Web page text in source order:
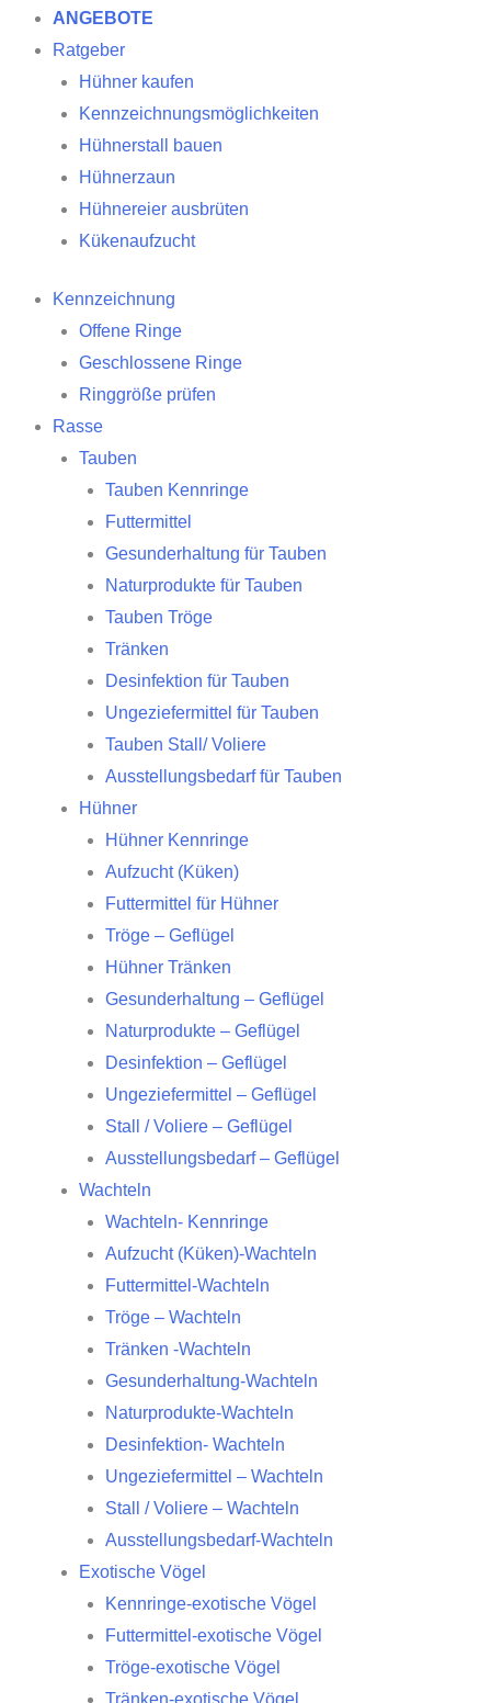
ANGEBOTE
Ratgeber
Hühner kaufen
Kennzeichnungsmöglichkeiten
Hühnerstall bauen
Hühnerzaun
Hühnereier ausbrüten
Kükenaufzucht
Kennzeichnung
Offene Ringe
Geschlossene Ringe
Ringgröße prüfen
Rasse
Tauben
Tauben Kennringe
Futtermittel
Gesunderhaltung für Tauben
Naturprodukte für Tauben
Tauben Tröge
Tränken
Desinfektion für Tauben
Ungeziefermittel für Tauben
Tauben Stall/ Voliere
Ausstellungsbedarf für Tauben
Hühner
Hühner Kennringe
Aufzucht (Küken)
Futtermittel für Hühner
Tröge – Geflügel
Hühner Tränken
Gesunderhaltung – Geflügel
Naturprodukte – Geflügel
Desinfektion – Geflügel
Ungeziefermittel – Geflügel
Stall / Voliere – Geflügel
Ausstellungsbedarf – Geflügel
Wachteln
Wachteln- Kennringe
Aufzucht (Küken)-Wachteln
Futtermittel-Wachteln
Tröge – Wachteln
Tränken -Wachteln
Gesunderhaltung-Wachteln
Naturprodukte-Wachteln
Desinfektion- Wachteln
Ungeziefermittel – Wachteln
Stall / Voliere – Wachteln
Ausstellungsbedarf-Wachteln
Exotische Vögel
Kennringe-exotische Vögel
Futtermittel-exotische Vögel
Tröge-exotische Vögel
Tränken-exotische Vögel